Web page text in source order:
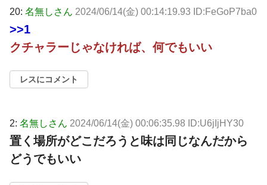
20: 名無しさん 2024/06/14(金) 00:14:19.93 ID:FeGoP7ba0
>>1
クチャラーじゃなければ、何でもいい
レスにコメント
2: 名無しさん 2024/06/14(金) 00:06:35.98 ID:U6jIjHY30
置く場所がどこだろうと味は同じなんだから
どうでもいい